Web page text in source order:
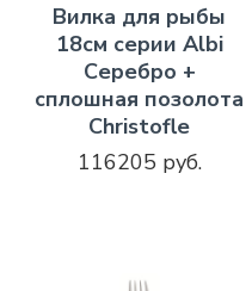
Вилка для рыбы
18см серии Albi
Серебро +
сплошная позолота
Christofle
116205 руб.